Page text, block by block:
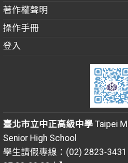
著作權聲明
操作手冊
登入
臺北市立中正高級中學Taipei
Senior High School
學生請假專線：(02) 2823-